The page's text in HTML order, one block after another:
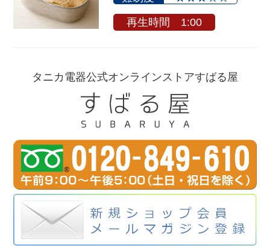
再生時間 1:00
タニカ電器公式オンラインストアすばる屋